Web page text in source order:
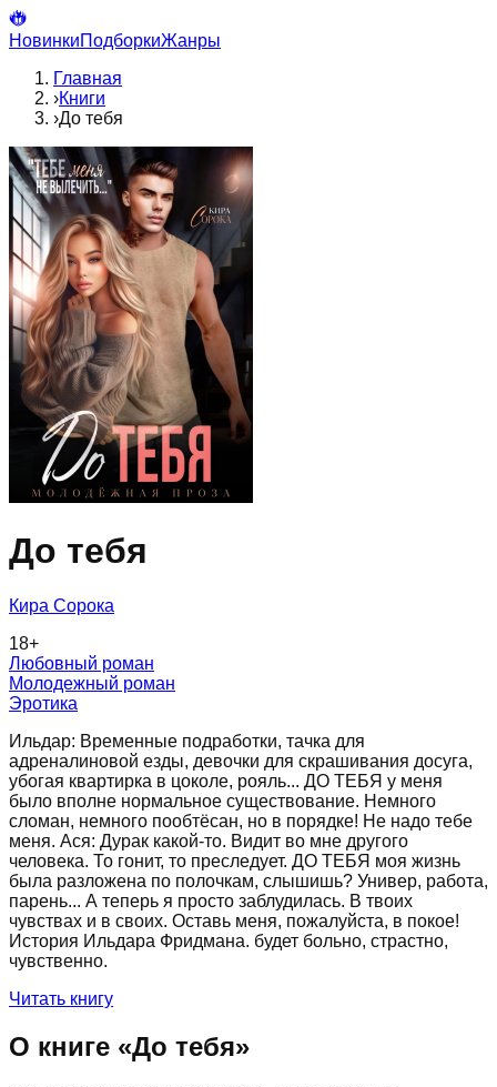
НовинкиПодборкиЖанры
Главная
›Книги
›До тебя
До тебя
Кира Сорока
18+
Любовный роман
Молодежный роман
Эротика
Ильдар: Временные подработки, тачка для
адреналиновой езды, девочки для скрашивания досуга,
убогая квартирка в цоколе, рояль... ДО ТЕБЯ у меня
было вполне нормальное существование. Немного
сломан, немного пообтёсан, но в порядке! Не надо тебе
меня. Ася: Дурак какой-то. Видит во мне другого
человека. То гонит, то преследует. ДО ТЕБЯ моя жизнь
была разложена по полочкам, слышишь? Универ, работа,
парень... А теперь я просто заблудилась. В твоих
чувствах и в своих. Оставь меня, пожалуйста, в покое!
История Ильдара Фридмана. будет больно, страстно,
чувственно.
Читать книгу
О книге «До тебя»